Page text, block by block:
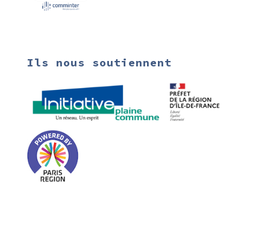
Ils nous soutiennent